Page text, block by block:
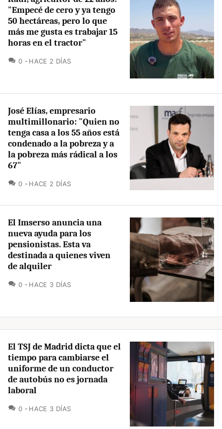
"Empecé de cero y ya tengo
50 hectáreas, pero lo que
más me gusta es trabajar 15
horas en el tractor"
0 COMENTARIOS
HACE 2 DÍAS
José Elías, empresario
multimillonario: "Quien no
tenga casa a los 55 años está
condenado a la pobreza y a
la pobreza más rádical a los
67"
0 COMENTARIOS
HACE 2 DÍAS
El Imserso anuncia una
nueva ayuda para los
pensionistas. Esta va
destinada a quienes viven
de alquiler
0 COMENTARIOS
HACE 3 DÍAS
El TSJ de Madrid dicta que el
tiempo para cambiarse el
uniforme de un conductor
de autobús no es jornada
laboral
0 COMENTARIOS
HACE 3 DÍAS